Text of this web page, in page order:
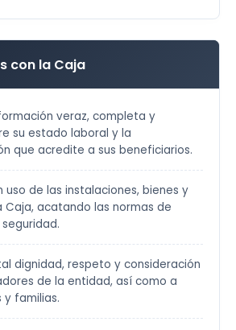
con la Caja
veraz, completa y
su estado laboral y la
que acredite a sus beneficiarios.
uso de las instalaciones, bienes y
Caja, acatando las normas de
dignidad, respeto y consideración
de la entidad, así como a
y familias.